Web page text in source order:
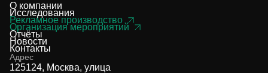
О компании
Исследования
Рекламное производство
Организация мероприятий
Отчёты
Новости
Контакты
Адрес
125124, Москва, улица